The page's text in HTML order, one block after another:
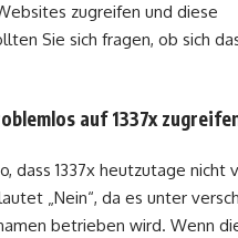
zugreifen und diese
Sie sich fragen, ob sich
auf 1337x
dass 1337x heutzutage nicht
„Nein“, da es unter
betrieben wird. Wenn